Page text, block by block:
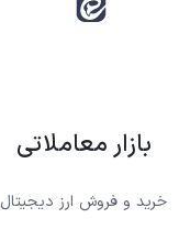
بازار معاملاتی
خرید و فروش ارز دیجیتال